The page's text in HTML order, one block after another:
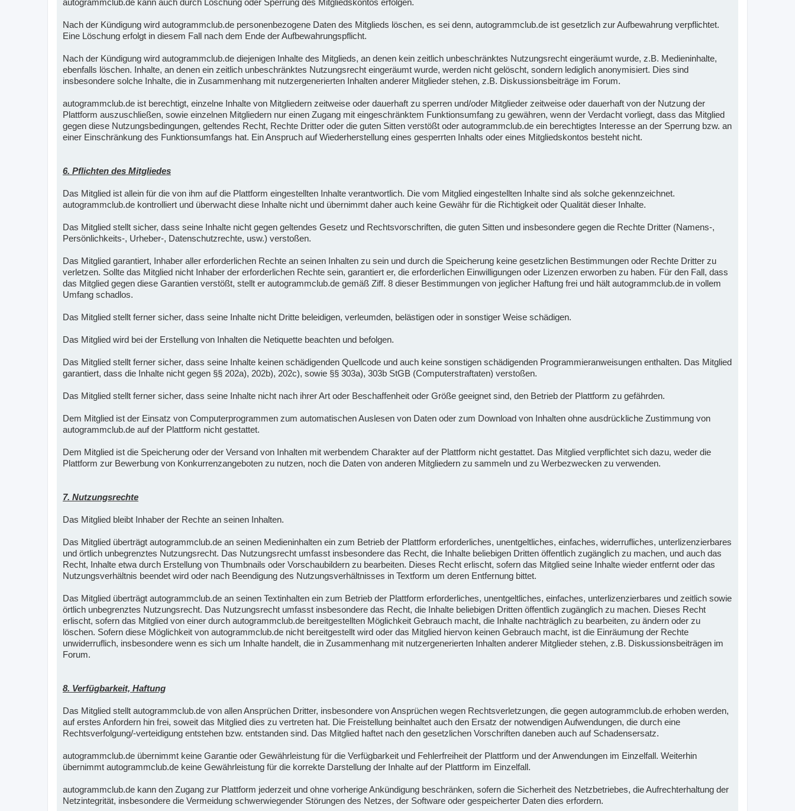
autogrammclub.de kann auch durch Löschung oder Sperrung des Mitgliedskontos erfolgen.
Nach der Kündigung wird autogrammclub.de personenbezogene Daten des Mitglieds löschen, es sei denn, autogrammclub.de ist gesetzlich zur Aufbewahrung verpflichtet.
Eine Löschung erfolgt in diesem Fall nach dem Ende der Aufbewahrungspflicht.
Nach der Kündigung wird autogrammclub.de diejenigen Inhalte des Mitglieds, an denen kein zeitlich unbeschränktes Nutzungsrecht eingeräumt wurde, z.B. Medieninhalte,
ebenfalls löschen. Inhalte, an denen ein zeitlich unbeschränktes Nutzungsrecht eingeräumt wurde, werden nicht gelöscht, sondern lediglich anonymisiert. Dies sind
insbesondere solche Inhalte, die in Zusammenhang mit nutzergenerierten Inhalten anderer Mitglieder stehen, z.B. Diskussionsbeiträge im Forum.
autogrammclub.de ist berechtigt, einzelne Inhalte von Mitgliedern zeitweise oder dauerhaft zu sperren und/oder Mitglieder zeitweise oder dauerhaft von der Nutzung der
Plattform auszuschließen, sowie einzelnen Mitgliedern nur einen Zugang mit eingeschränktem Funktionsumfang zu gewähren, wenn der Verdacht vorliegt, dass das Mitglied
gegen diese Nutzungsbedingungen, geltendes Recht, Rechte Dritter oder die guten Sitten verstößt oder autogrammclub.de ein berechtigtes Interesse an der Sperrung bzw. an
einer Einschränkung des Funktionsumfangs hat. Ein Anspruch auf Wiederherstellung eines gesperrten Inhalts oder eines Mitgliedskontos besteht nicht.
6. Pflichten des Mitgliedes
Das Mitglied ist allein für die von ihm auf die Plattform eingestellten Inhalte verantwortlich. Die vom Mitglied eingestellten Inhalte sind als solche gekennzeichnet.
autogrammclub.de kontrolliert und überwacht diese Inhalte nicht und übernimmt daher auch keine Gewähr für die Richtigkeit oder Qualität dieser Inhalte.
Das Mitglied stellt sicher, dass seine Inhalte nicht gegen geltendes Gesetz und Rechtsvorschriften, die guten Sitten und insbesondere gegen die Rechte Dritter (Namens-,
Persönlichkeits-, Urheber-, Datenschutzrechte, usw.) verstoßen.
Das Mitglied garantiert, Inhaber aller erforderlichen Rechte an seinen Inhalten zu sein und durch die Speicherung keine gesetzlichen Bestimmungen oder Rechte Dritter zu
verletzen. Sollte das Mitglied nicht Inhaber der erforderlichen Rechte sein, garantiert er, die erforderlichen Einwilligungen oder Lizenzen erworben zu haben. Für den Fall, dass
das Mitglied gegen diese Garantien verstößt, stellt er autogrammclub.de gemäß Ziff. 8 dieser Bestimmungen von jeglicher Haftung frei und hält autogrammclub.de in vollem
Umfang schadlos.
Das Mitglied stellt ferner sicher, dass seine Inhalte nicht Dritte beleidigen, verleumden, belästigen oder in sonstiger Weise schädigen.
Das Mitglied wird bei der Erstellung von Inhalten die Netiquette beachten und befolgen.
Das Mitglied stellt ferner sicher, dass seine Inhalte keinen schädigenden Quellcode und auch keine sonstigen schädigenden Programmieranweisungen enthalten. Das Mitglied
garantiert, dass die Inhalte nicht gegen §§ 202a), 202b), 202c), sowie §§ 303a), 303b StGB (Computerstraftaten) verstoßen.
Das Mitglied stellt ferner sicher, dass seine Inhalte nicht nach ihrer Art oder Beschaffenheit oder Größe geeignet sind, den Betrieb der Plattform zu gefährden.
Dem Mitglied ist der Einsatz von Computerprogrammen zum automatischen Auslesen von Daten oder zum Download von Inhalten ohne ausdrückliche Zustimmung von
autogrammclub.de auf der Plattform nicht gestattet.
Dem Mitglied ist die Speicherung oder der Versand von Inhalten mit werbendem Charakter auf der Plattform nicht gestattet. Das Mitglied verpflichtet sich dazu, weder die
Plattform zur Bewerbung von Konkurrenzangeboten zu nutzen, noch die Daten von anderen Mitgliedern zu sammeln und zu Werbezwecken zu verwenden.
7. Nutzungsrechte
Das Mitglied bleibt Inhaber der Rechte an seinen Inhalten.
Das Mitglied überträgt autogrammclub.de an seinen Medieninhalten ein zum Betrieb der Plattform erforderliches, unentgeltliches, einfaches, widerrufliches, unterlizenzierbares
und örtlich unbegrenztes Nutzungsrecht. Das Nutzungsrecht umfasst insbesondere das Recht, die Inhalte beliebigen Dritten öffentlich zugänglich zu machen, und auch das
Recht, Inhalte etwa durch Erstellung von Thumbnails oder Vorschaubildern zu bearbeiten. Dieses Recht erlischt, sofern das Mitglied seine Inhalte wieder entfernt oder das
Nutzungsverhältnis beendet wird oder nach Beendigung des Nutzungsverhältnisses in Textform um deren Entfernung bittet.
Das Mitglied überträgt autogrammclub.de an seinen Textinhalten ein zum Betrieb der Plattform erforderliches, unentgeltliches, einfaches, unterlizenzierbares und zeitlich sowie
örtlich unbegrenztes Nutzungsrecht. Das Nutzungsrecht umfasst insbesondere das Recht, die Inhalte beliebigen Dritten öffentlich zugänglich zu machen. Dieses Recht
erlischt, sofern das Mitglied von einer durch autogrammclub.de bereitgestellten Möglichkeit Gebrauch macht, die Inhalte nachträglich zu bearbeiten, zu ändern oder zu
löschen. Sofern diese Möglichkeit von autogrammclub.de nicht bereitgestellt wird oder das Mitglied hiervon keinen Gebrauch macht, ist die Einräumung der Rechte
unwiderruflich, insbesondere wenn es sich um Inhalte handelt, die in Zusammenhang mit nutzergenerierten Inhalten anderer Mitglieder stehen, z.B. Diskussionsbeiträgen im
Forum.
8. Verfügbarkeit, Haftung
Das Mitglied stellt autogrammclub.de von allen Ansprüchen Dritter, insbesondere von Ansprüchen wegen Rechtsverletzungen, die gegen autogrammclub.de erhoben werden,
auf erstes Anfordern hin frei, soweit das Mitglied dies zu vertreten hat. Die Freistellung beinhaltet auch den Ersatz der notwendigen Aufwendungen, die durch eine
Rechtsverfolgung/-verteidigung entstehen bzw. entstanden sind. Das Mitglied haftet nach den gesetzlichen Vorschriften daneben auch auf Schadensersatz.
autogrammclub.de übernimmt keine Garantie oder Gewährleistung für die Verfügbarkeit und Fehlerfreiheit der Plattform und der Anwendungen im Einzelfall. Weiterhin
übernimmt autogrammclub.de keine Gewährleistung für die korrekte Darstellung der Inhalte auf der Plattform im Einzelfall.
autogrammclub.de kann den Zugang zur Plattform jederzeit und ohne vorherige Ankündigung beschränken, sofern die Sicherheit des Netzbetriebes, die Aufrechterhaltung der
Netzintegrität, insbesondere die Vermeidung schwerwiegender Störungen des Netzes, der Software oder gespeicherter Daten dies erfordern.